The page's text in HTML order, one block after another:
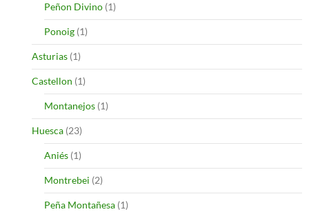
Peñon Divino (1)
Ponoig (1)
Asturias (1)
Castellon (1)
Montanejos (1)
Huesca (23)
Aniés (1)
Montrebei (2)
Peña Montañesa (1)